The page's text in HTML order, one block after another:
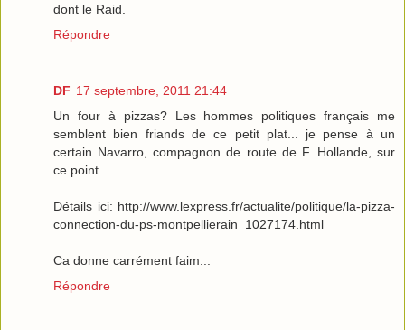
dont le Raid.
Répondre
DF 17 septembre, 2011 21:44
Un four à pizzas? Les hommes politiques français me
semblent bien friands de ce petit plat... je pense à un
certain Navarro, compagnon de route de F. Hollande, sur
ce point.
Détails ici: http://www.lexpress.fr/actualite/politique/la-pizza-
connection-du-ps-montpellierain_1027174.html
Ca donne carrément faim...
Répondre